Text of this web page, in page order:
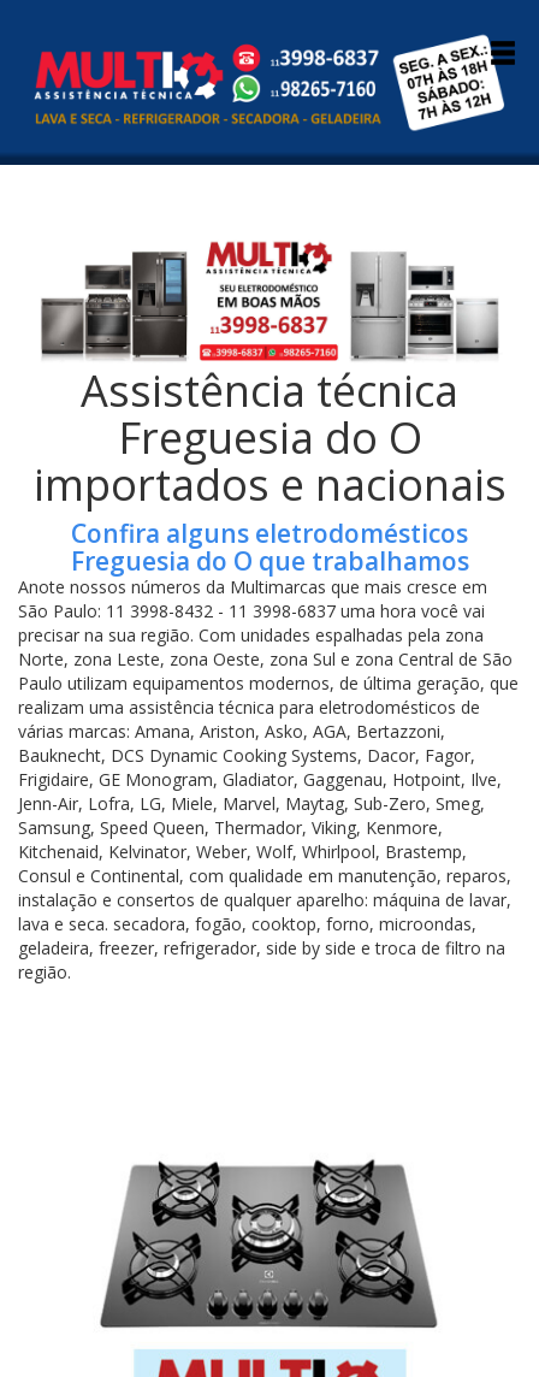
Assistência técnica
Freguesia do O
importados e nacionais
Confira alguns eletrodomésticos
Freguesia do O que trabalhamos
Anote nossos números da Multimarcas que mais cresce em
São Paulo: 11 3998-8432 - 11 3998-6837 uma hora você vai
precisar na sua região. Com unidades espalhadas pela zona
Norte, zona Leste, zona Oeste, zona Sul e zona Central de São
Paulo utilizam equipamentos modernos, de última geração, que
realizam uma assistência técnica para eletrodomésticos de
várias marcas: Amana, Ariston, Asko, AGA, Bertazzoni,
Bauknecht, DCS Dynamic Cooking Systems, Dacor, Fagor,
Frigidaire, GE Monogram, Gladiator, Gaggenau, Hotpoint, Ilve,
Jenn-Air, Lofra, LG, Miele, Marvel, Maytag, Sub-Zero, Smeg,
Samsung, Speed Queen, Thermador, Viking, Kenmore,
Kitchenaid, Kelvinator, Weber, Wolf, Whirlpool, Brastemp,
Consul e Continental, com qualidade em manutenção, reparos,
instalação e consertos de qualquer aparelho: máquina de lavar,
lava e seca. secadora, fogão, cooktop, forno, microondas,
geladeira, freezer, refrigerador, side by side e troca de filtro na
região.